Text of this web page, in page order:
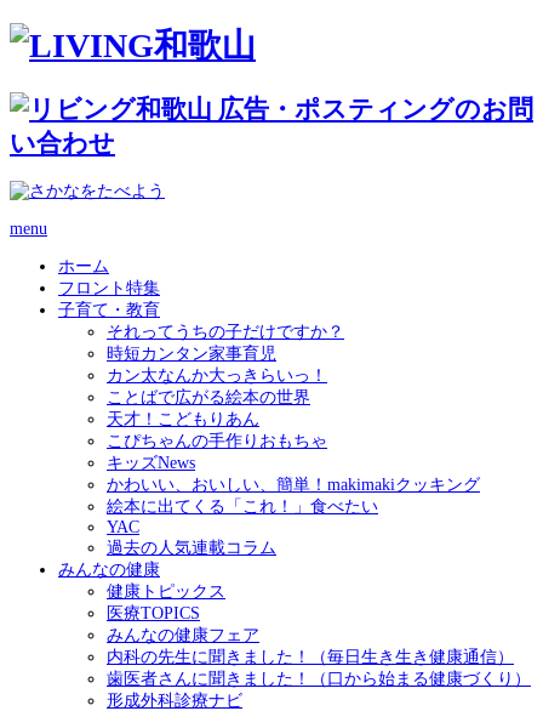
menu
ホーム
フロント特集
子育て・教育
それってうちの子だけですか？
時短カンタン家事育児
カン太なんか大っきらいっ！
ことばで広がる絵本の世界
天才！こどもりあん
こぴちゃんの手作りおもちゃ
キッズNews
かわいい、おいしい、簡単！makimakiクッキング
絵本に出てくる「これ！」食べたい
YAC
過去の人気連載コラム
みんなの健康
健康トピックス
医療TOPICS
みんなの健康フェア
内科の先生に聞きました！（毎日生き生き健康通信）
歯医者さんに聞きました！（口から始まる健康づくり）
形成外科診療ナビ